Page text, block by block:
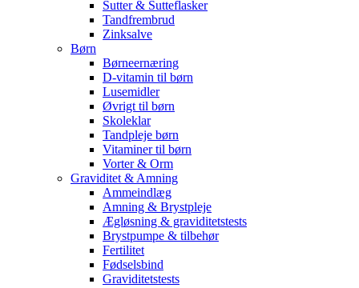
Sutter & Sutteflasker
Tandfrembrud
Zinksalve
Børn
Børneernæring
D-vitamin til børn
Lusemidler
Øvrigt til børn
Skoleklar
Tandpleje børn
Vitaminer til børn
Vorter & Orm
Graviditet & Amning
Ammeindlæg
Amning & Brystpleje
Ægløsning & graviditetstests
Brystpumpe & tilbehør
Fertilitet
Fødselsbind
Graviditetstests